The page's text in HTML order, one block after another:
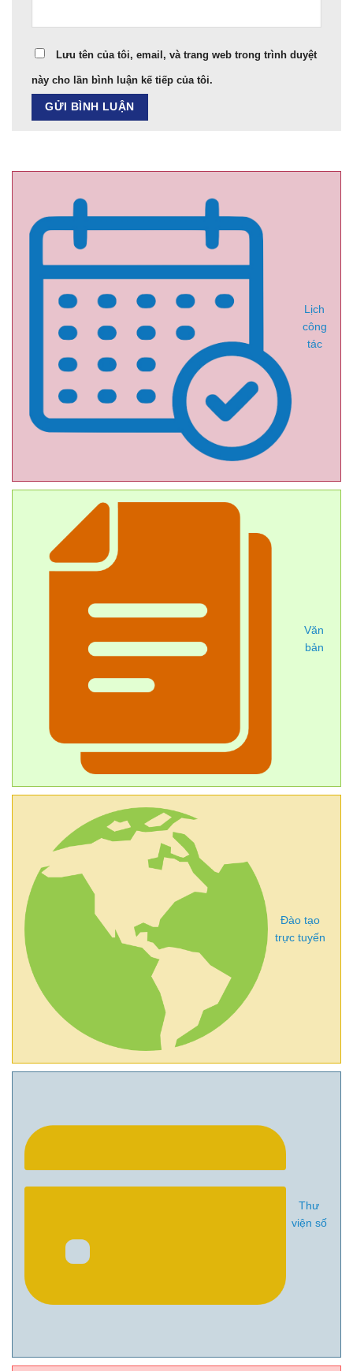
Lưu tên của tôi, email, và trang web trong trình duyệt
này cho lần bình luận kế tiếp của tôi.
Lịch
công
tác
Văn
bản
Đào tạo
trực tuyến
Thư
viện số